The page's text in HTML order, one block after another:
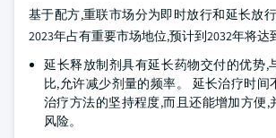
基于配方,重联市场分为即时放行和延长放
2023年占有重要市场地位,预计到2032年将达
延长释放制剂具有延长药物交付的优势,
比,允许减少剂量的频率。 延长治疗时间
治疗方法的坚持程度,而且还能增加方便,
风险。